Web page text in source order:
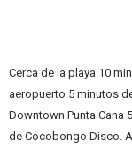
Cerca de la playa 10
aeropuerto 5 minutos
Downtown Punta Cana
de Cocobongo Disco.